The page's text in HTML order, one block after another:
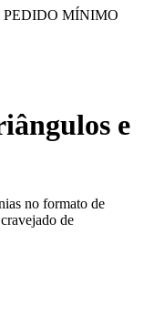
MÍNIMO
e
no formato de
de